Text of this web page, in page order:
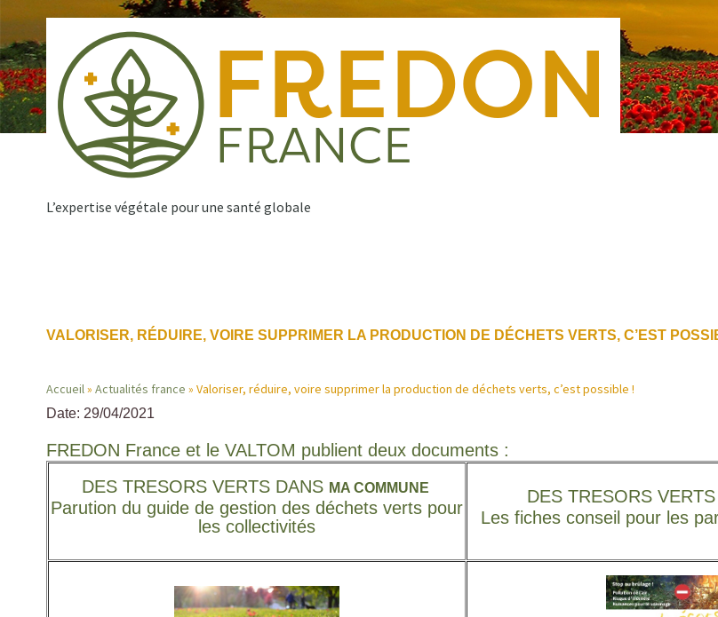
contenu
principal
L’expertise végétale pour une santé globale
Navigation
principale
VALORISER, RÉDUIRE, VOIRE SUPPRIMER LA PRODUCTION DE DÉCHETS VERTS, C’EST
Fil
d'Ariane
Accueil Actualités france Valoriser, réduire, voire supprimer la production de déchets verts, c’est possible !
Date: 29/04/2021
FREDON France et le VALTOM publient deux documents :
DES TRESORS VERTS DANS MA COMMUNE
Parution du guide de gestion des déchets verts pour
les collectivités
DES TRESORS
Les fiches conseil pour les